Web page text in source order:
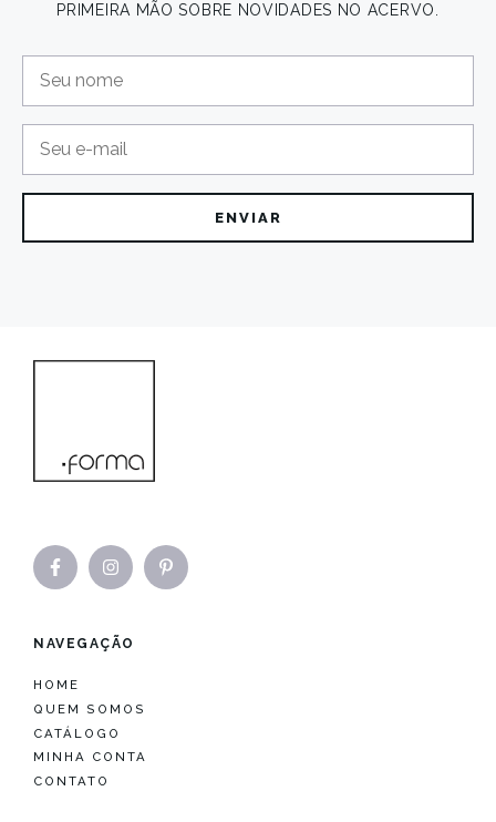
PRIMEIRA MÃO SOBRE NOVIDADES NO ACERVO.
NAVEGAÇÃO
HOME
QUEM SOMOS
CATÁLOGO
MINHA CONTA
CONTATO